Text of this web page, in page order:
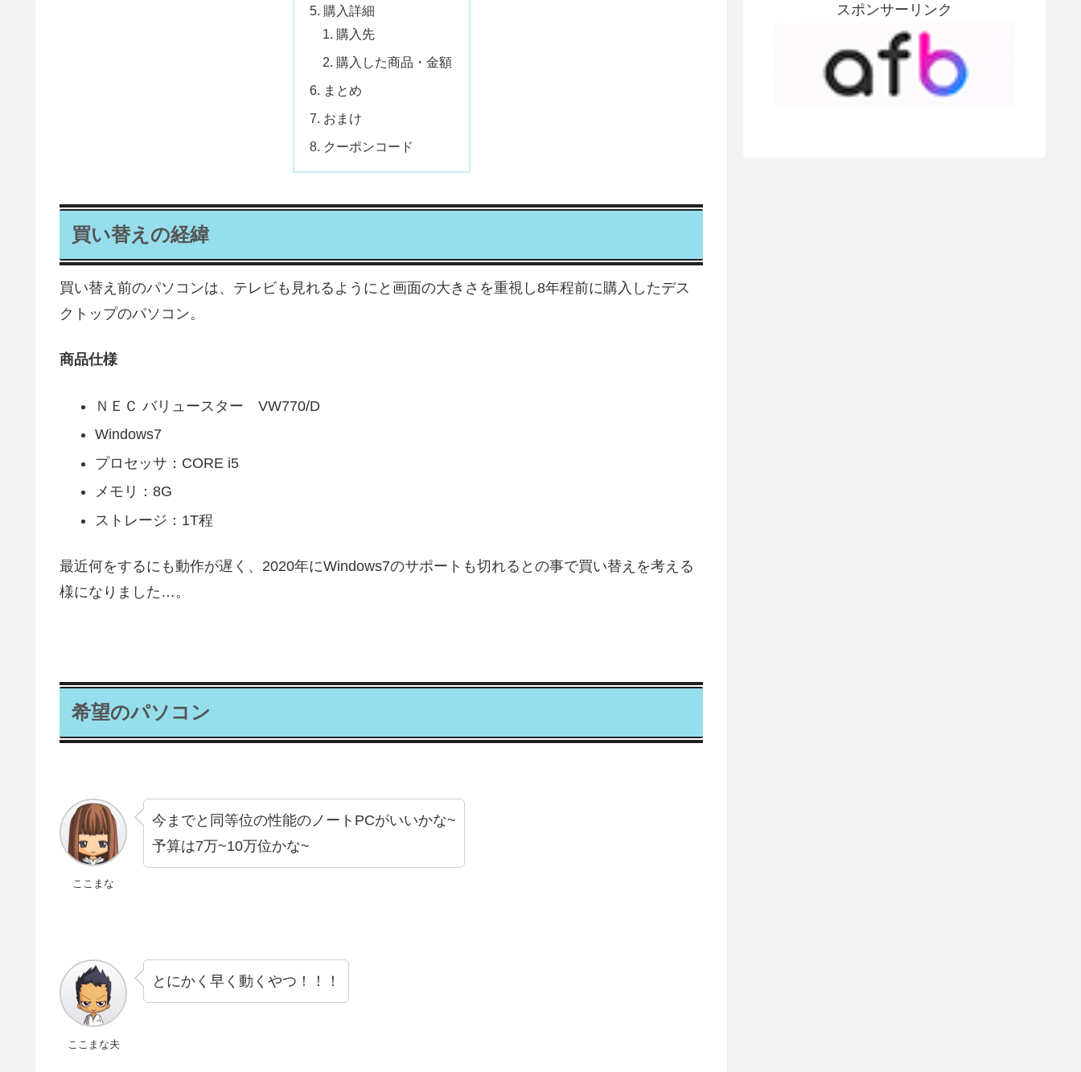
購入詳細
購入先
購入した商品・金額
まとめ
おまけ
クーポンコード
買い替えの経緯
買い替え前のパソコンは、テレビも見れるようにと画面の大きさを重視し8年程前に購入したデス
クトップのパソコン。
商品仕様
ＮＥＣ バリュースター VW770/D
Windows7
プロセッサ：CORE i5
メモリ：8G
ストレージ：1T程
最近何をするにも動作が遅く、2020年にWindows7のサポートも切れるとの事で買い替えを考える
様になりました…。
希望のパソコン
ここまな
今までと同等位の性能のノートPCがいいかな~
予算は7万~10万位かな~
ここまな夫
とにかく早く動くやつ！！！
スポンサーリンク